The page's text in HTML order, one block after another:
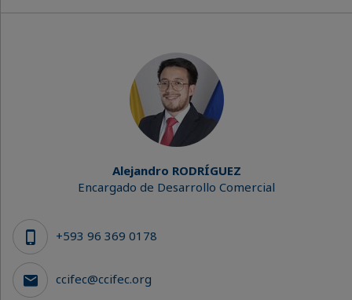
Alejandro RODRÍGUEZ
Encargado de Desarrollo Comercial
+593 96 369 0178
ccifec@ccifec.org